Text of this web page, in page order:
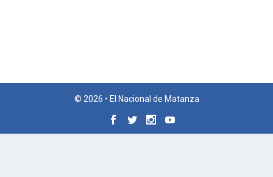
© 2026 • El Nacional de Matanza